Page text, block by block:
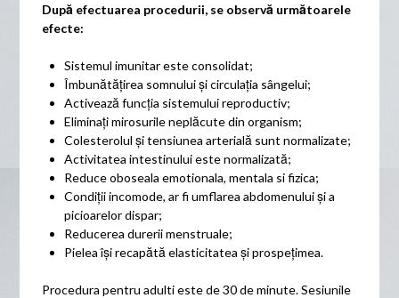
După efectuarea procedurii, se observă următoarele
efecte:
Sistemul imunitar este consolidat;
Îmbunătățirea somnului și circulația sângelui;
Activează funcția sistemului reproductiv;
Eliminați mirosurile neplăcute din organism;
Colesterolul și tensiunea arterială sunt normalizate;
Activitatea intestinului este normalizată;
Reduce oboseala emotionala, mentala si fizica;
Condiții incomode, ar fi umflarea abdomenului și a
picioarelor dispar;
Reducerea durerii menstruale;
Pielea își recapătă elasticitatea și prospețimea.
Procedura pentru adulti este de 30 de minute. Sesiunile